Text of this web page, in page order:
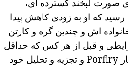
صورت لبخند گسترده ای،
که او به زودی کاهش پیدا
اش و چندین گره و کارتن
و قبل از هر کس که حداقل
کمی معنی دار بود، عادی زندگی برای یک مقام کوچک بود - رفتار Porfiry و تجزیه و تحلیل خود